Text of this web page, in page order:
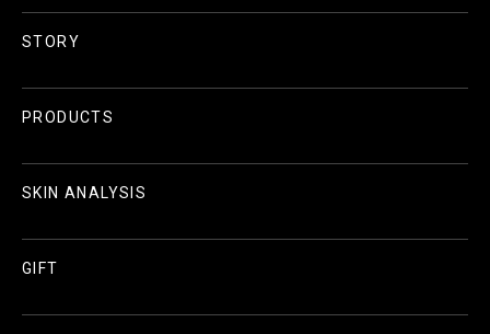
STORY
PRODUCTS
SKIN ANALYSIS
GIFT